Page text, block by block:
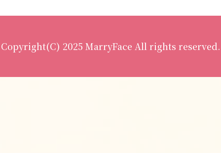
Copyright(C) 2025 MarryFace All rights reserved.